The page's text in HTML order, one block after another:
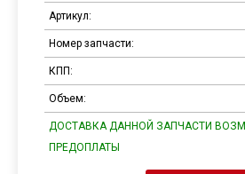
Артикул:
Номер запчасти:
КПП:
Объем:
ДОСТАВКА ДАННОЙ ЗАПЧАСТИ
ПРЕДОПЛАТЫ